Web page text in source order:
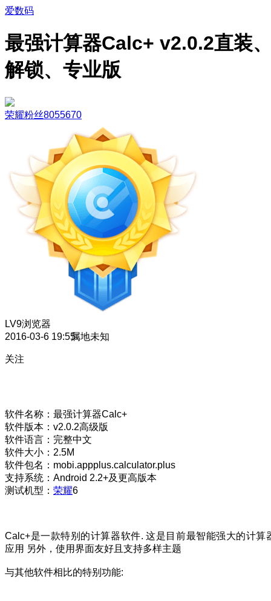
爱数码
最强计算器Calc+ v2.0.2直装
解锁、专业版
荣耀粉丝8055670
LV9浏览器
2016-03-6 19:55属地未知
关注
软件名称：最强计算器Calc+
软件版本：v2.0.2高级版
软件语言：完整中文
软件大小：2.5M
软件包名：mobi.appplus.calculator.plus
支持系统：Android 2.2+及更高版本
测试机型： 荣耀6
Calc+是一款特别的计算器软件. 这是目前最智能强大的计算
应用 另外，使用界面友好且支持多样主题
与其他软件相比的特别功能: